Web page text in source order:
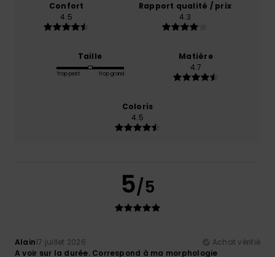
Confort
4.5
Rapport qualité / prix
4.3
Taille
Trop petit Trop grand
Matière
4.7
Coloris
4.5
5/5
Alain17 juillet 2026
Achat vérifié
A voir sur la durée. Correspond à ma morphologie